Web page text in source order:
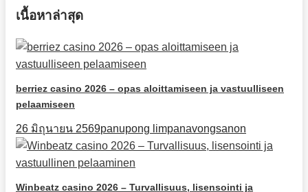
เนื้อหาล่าสุด
berriez casino 2026 – opas aloittamiseen ja vastuulliseen
pelaamiseen
26 มิถุนายน 2569panupong limpanavongsanon
Winbeatz casino 2026 – Turvallisuus, lisensointi ja